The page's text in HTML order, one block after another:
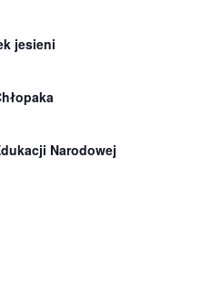
jesieni
Narodowej